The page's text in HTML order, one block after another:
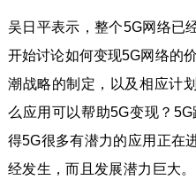
吴日平表示，整个5G网络已
开始讨论如何变现5G网络的
潮战略的制定，以及相应计
么应用可以帮助5G变现？
得5G很多有潜力的应用正在
经发生，而且发展潜力巨大